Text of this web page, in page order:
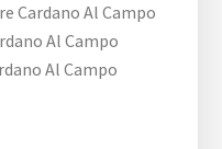
Cardano Al Campo
Al Campo
Al Campo